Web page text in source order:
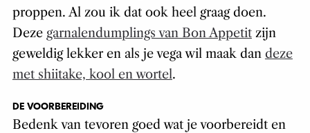
proppen. Al zou ik dat ook heel graag doen.
Deze garnalendumplings van Bon Appetitzijn
geweldig lekker en als je vega wil maak dan deze
met shiitake, kool en wortel.
DE VOORBEREIDING
Bedenk van tevoren goed wat je voorbereidt en